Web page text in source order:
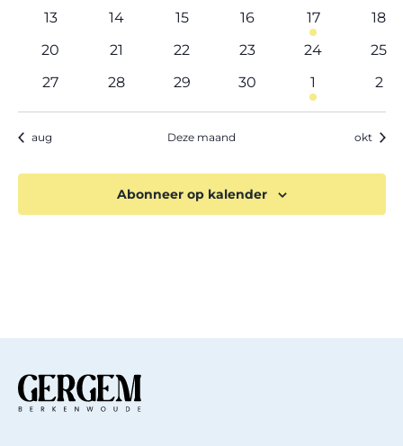
0
13
0
14
0
15
0
evenementen
16
1
evenement
17
0
18
0
20
0
21
0
22
0
23
0
24
0
25
0
27
0
28
0
29
0
evenementen
30
1
evenement
1
0
2
aug Deze maand okt
Abonneer op kalender